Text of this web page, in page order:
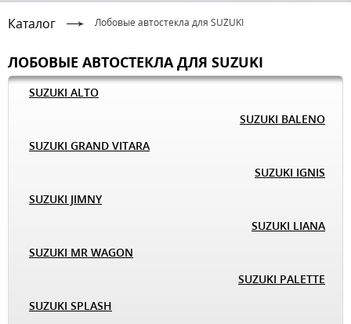
Каталог Лобовые автостекла для SUZUKI
ЛОБОВЫЕ АВТОСТЕКЛА ДЛЯ SUZUKI
SUZUKI ALTO
SUZUKI BALENO
SUZUKI GRAND VITARA
SUZUKI IGNIS
SUZUKI JIMNY
SUZUKI LIANA
SUZUKI MR WAGON
SUZUKI PALETTE
SUZUKI SPLASH